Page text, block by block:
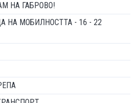
НА ГАБРОВО!
НА МОБИЛНОСТТА - 16 - 22